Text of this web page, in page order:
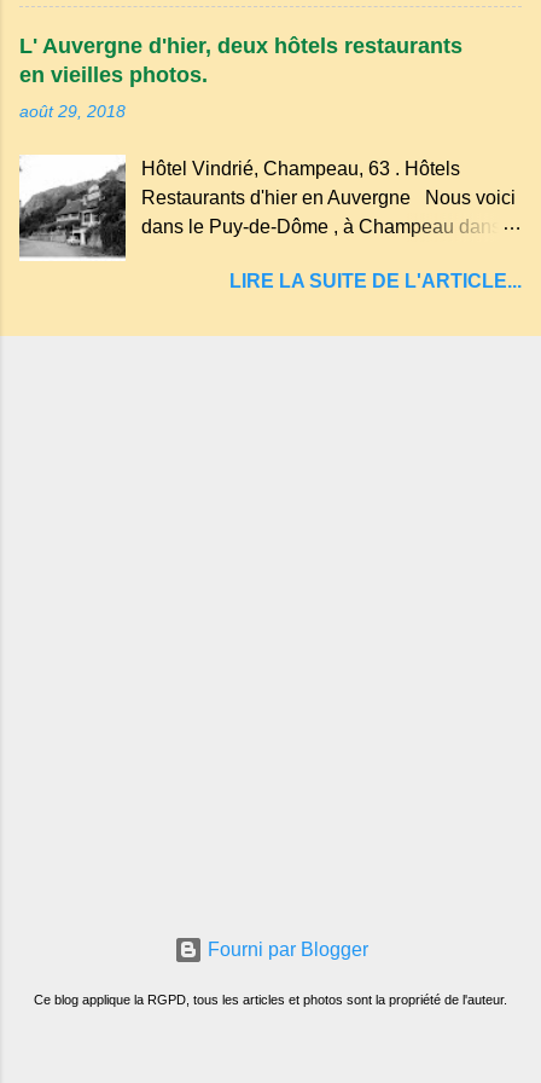
arboré.
plus au nord de la Chaîne des Puys qui en
compte près de soixante. En Auvergne
"sans fond" et en forme d'entonnoir
entraînant vers les entrailles de la terre, les
malheureux qui s'approchaient trop de
L' Auvergne d'hier, deux hôtels restaurants
en vieilles photos.
août 29, 2018
Hôtel Vindrié, Champeau, 63 . Hôtels
Restaurants d'hier en Auvergne Nous voici
dans le Puy-de-Dôme , à Champeau dans
Servant . L'Hôtel-Restaurant Vindrié était
son jambon de pays et son poulet cocotte,
LIRE LA SUITE DE L'ARTICLE...
Fourni par Blogger
Ce blog applique la RGPD, tous les articles et photos sont la propriété de l'auteur.